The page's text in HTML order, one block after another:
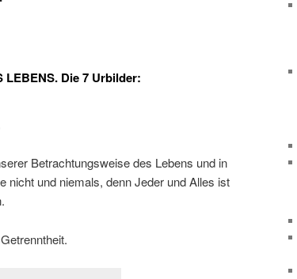
LEBENS. Die 7 Urbilder:
Betrachtungsweise des Lebens und in
nicht und niemals, denn Jeder und Alles ist